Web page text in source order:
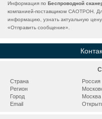
Информация по Беспроводной
компанией-поставщиком САОТРОН.
информацию, узнать актуальную
«Отправить сообщение».
Страна
Россия
Регион
Город
Москва
Email